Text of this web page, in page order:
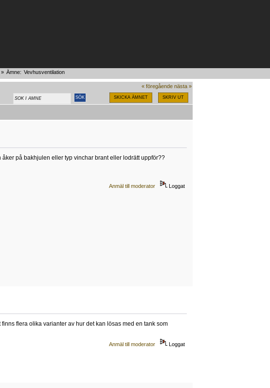
» Ämne: Vevhusventilation
« föregående nästa »
SKICKA ÄMNET SKRIV UT
på bakhjulen eller typ vinchar brant eller lodrätt uppför??
Anmäl till moderator Loggat
flera olika varianter av hur det kan lösas med en tank som
Anmäl till moderator Loggat